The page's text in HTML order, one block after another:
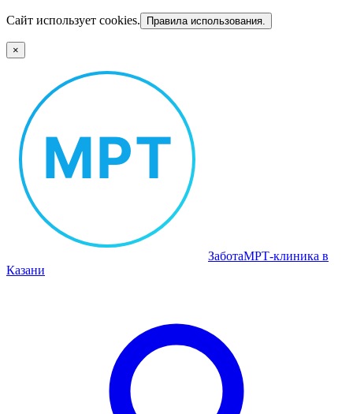
Сайт использует cookies. Правила использования.
×
ЗаботаМРТ‑клиника в
Казани